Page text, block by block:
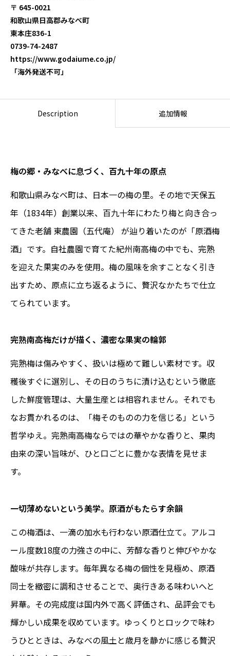
〒 645-0021
和歌山県日高郡みなべ町
東本庄836-1
0739-74-2487
https://www.godaiume.co.jp/
「海外発送不可」
Description 追加情報
梅の郷・みなべに息づく、百九十年の原点
和歌山県みなべ町は、日本一の梅の里。その地で天保五
年（1834年）創業以来、百九十年にわたり梅と向き合っ
てきた老舗 東農園（五代庵） が辿り着いたのが「原酒梅
酒」です。自社農園で育てた紀州南高梅の中でも、完熟
を迎えた果実のみを使用。梅の風味を余すことなく引き
出すため、原点に立ち返るように、贅沢なかたちで仕立
てられています。
完熟南高梅だけが描く、濃密な果実の輪郭
完熟梅は傷みやすく、扱いは極めて難しい素材です。収
穫後すぐに選別し、その日のうちに漬け込むという徹底
した鮮度管理は、大量生産とは相容れません。それでも
なお貫かれるのは、「梅そのものの力を信じる」という
哲学ゆえ。完熟南高梅ならではの華やかな香りと、果肉
由来の深い旨味が、ひと口ごとに豊かな表情を見せま
す。
一切薄めないという美学。原酒がもたらす余韻
この梅酒は、一滴の加水も行わない原酒仕立て。アルコ
ール度数18度の力強さの中に、芳醇な香りと伸びやかな
酸味が共存します。毎年異なる梅の個性を見極め、原酒
同士を緻密に調和させることで、奥行きある味わいへと
昇華。その完成度は国内外で高く評価され、品評会でも
輝かしい成果を収めています。ゆっくりとロックで味わ
うひとときは、みなべの風土と歳月を静かに感じる贅沢